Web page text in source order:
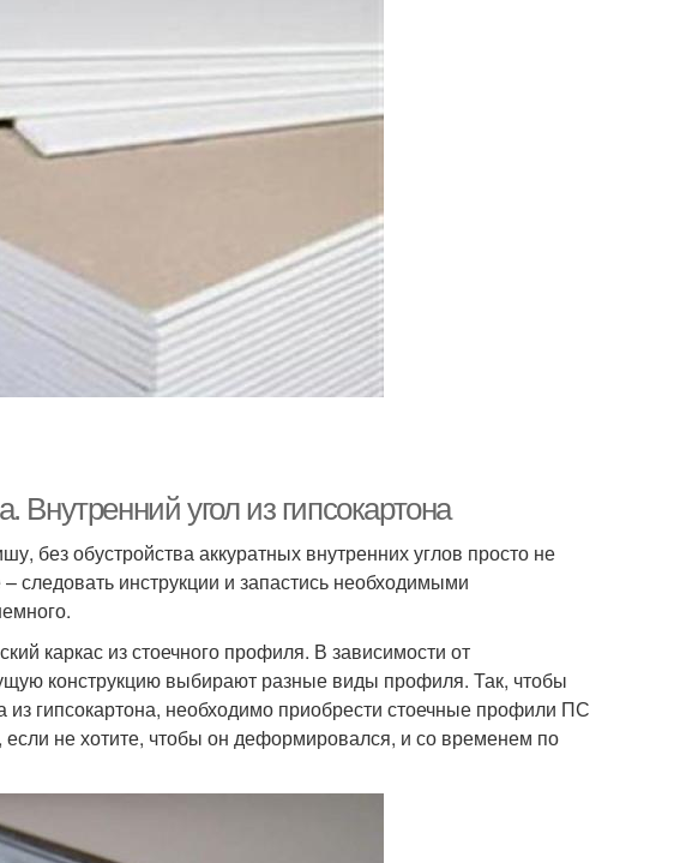
Внутренний угол из гипсокартона
без обустройства аккуратных внутренних углов просто не
следовать инструкции и запастись необходимыми
каркас из стоечного профиля. В зависимости от
конструкцию выбирают разные виды профиля. Так, чтобы
гипсокартона, необходимо приобрести стоечные профили ПС
не хотите, чтобы он деформировался, и со временем по